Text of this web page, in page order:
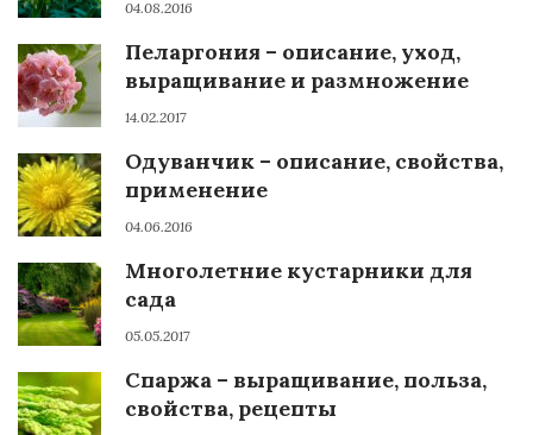
04.08.2016
Пеларгония – описание, уход,
выращивание и размножение
14.02.2017
Одуванчик – описание, свойства,
применение
04.06.2016
Многолетние кустарники для
сада
05.05.2017
Спаржа – выращивание, польза,
свойства, рецепты